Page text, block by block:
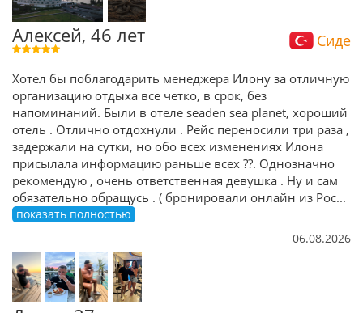
Алексей, 46 лет Сиде
Хотел бы поблагодарить менеджера Илону за отличную
организацию отдыха все четко, в срок, без
напоминаний. Были в отеле seaden sea planet, хороший
отель . Отлично отдохнули . Рейс переносили три раза ,
задержали на сутки, но обо всех изменениях Илона
присылала информацию раньше всех ??. Однозначно
рекомендую , очень ответственная девушка . Ну и сам
обязательно обращусь . ( бронировали онлайн из Рос...
показать полностью
06.08.2026